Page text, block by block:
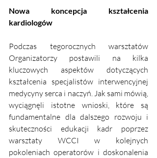
Nowa koncepcja kształcenia
kardiologów
Podczas tegorocznych warsztatów
Organizatorzy postawili na kilka
kluczowych aspektów dotyczących
kształcenia specjalistów interwencyjnej
medycyny serca i naczyń. Jak sami mówią,
wyciągnęli istotne wnioski, które są
fundamentalne dla dalszego rozwoju i
skuteczności edukacji kadr poprzez
warsztaty WCCI w kolejnych
pokoleniach operatorów i doskonalenia